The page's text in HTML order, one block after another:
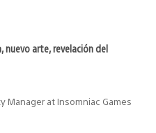
nuevo arte, revelación del
Manager at Insomniac Games